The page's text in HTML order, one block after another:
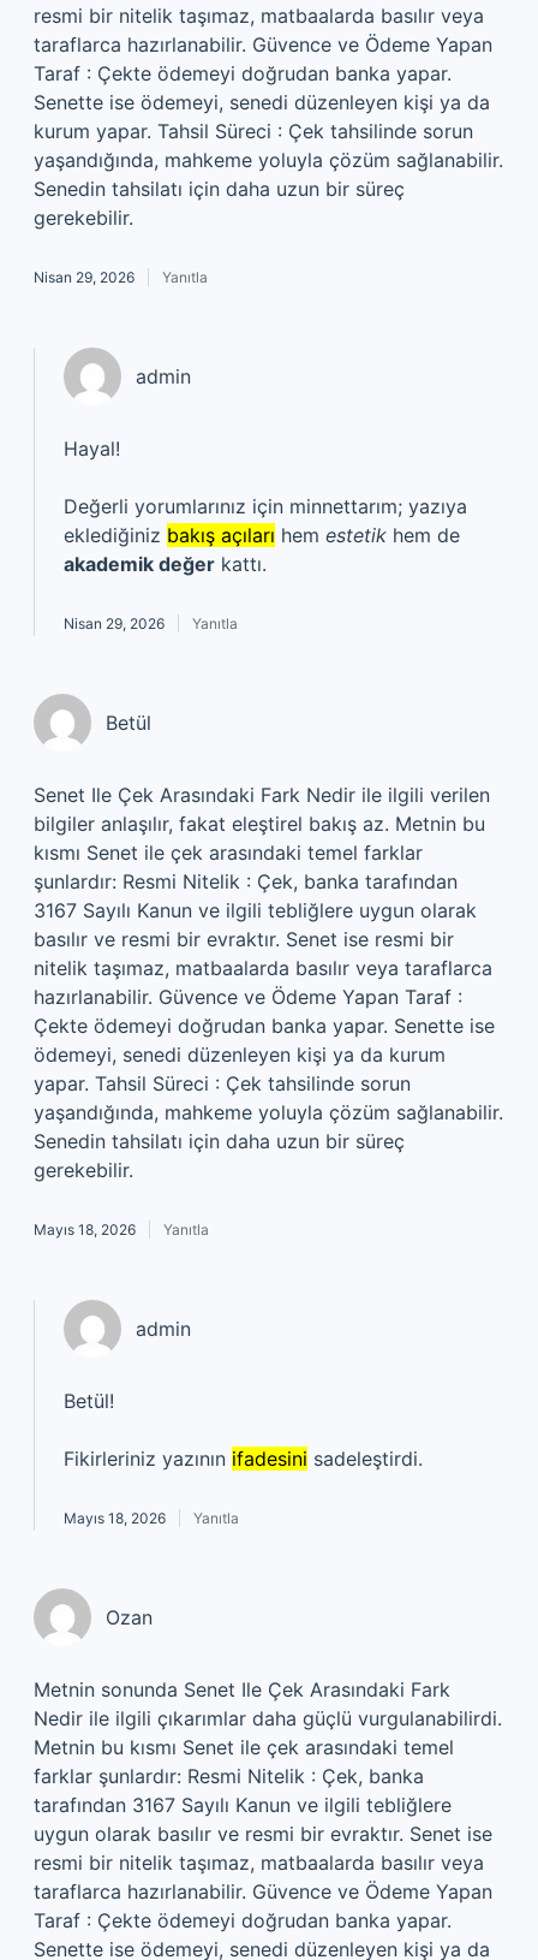
resmi bir nitelik taşımaz, matbaalarda basılır veya
taraflarca hazırlanabilir. Güvence ve Ödeme Yapan
Taraf : Çekte ödemeyi doğrudan banka yapar.
Senette ise ödemeyi, senedi düzenleyen kişi ya da
kurum yapar. Tahsil Süreci : Çek tahsilinde sorun
yaşandığında, mahkeme yoluyla çözüm sağlanabilir.
Senedin tahsilatı için daha uzun bir süreç
gerekebilir.
Nisan 29, 2026 Yanıtla
admin
Hayal!
Değerli yorumlarınız için minnettarım; yazıya
eklediğiniz bakış açıları hem estetik hem de
akademik değer kattı.
Nisan 29, 2026 Yanıtla
Betül
Senet Ile Çek Arasındaki Fark Nedir ile ilgili verilen
bilgiler anlaşılır, fakat eleştirel bakış az. Metnin bu
kısmı Senet ile çek arasındaki temel farklar
şunlardır: Resmi Nitelik : Çek, banka tarafından
3167 Sayılı Kanun ve ilgili tebliğlere uygun olarak
basılır ve resmi bir evraktır. Senet ise resmi bir
nitelik taşımaz, matbaalarda basılır veya taraflarca
hazırlanabilir. Güvence ve Ödeme Yapan Taraf :
Çekte ödemeyi doğrudan banka yapar. Senette ise
ödemeyi, senedi düzenleyen kişi ya da kurum
yapar. Tahsil Süreci : Çek tahsilinde sorun
yaşandığında, mahkeme yoluyla çözüm sağlanabilir.
Senedin tahsilatı için daha uzun bir süreç
gerekebilir.
Mayıs 18, 2026 Yanıtla
admin
Betül!
Fikirleriniz yazının ifadesini sadeleştirdi.
Mayıs 18, 2026 Yanıtla
Ozan
Metnin sonunda Senet Ile Çek Arasındaki Fark
Nedir ile ilgili çıkarımlar daha güçlü vurgulanabilirdi.
Metnin bu kısmı Senet ile çek arasındaki temel
farklar şunlardır: Resmi Nitelik : Çek, banka
tarafından 3167 Sayılı Kanun ve ilgili tebliğlere
uygun olarak basılır ve resmi bir evraktır. Senet ise
resmi bir nitelik taşımaz, matbaalarda basılır veya
taraflarca hazırlanabilir. Güvence ve Ödeme Yapan
Taraf : Çekte ödemeyi doğrudan banka yapar.
Senette ise ödemeyi, senedi düzenleyen kişi ya da